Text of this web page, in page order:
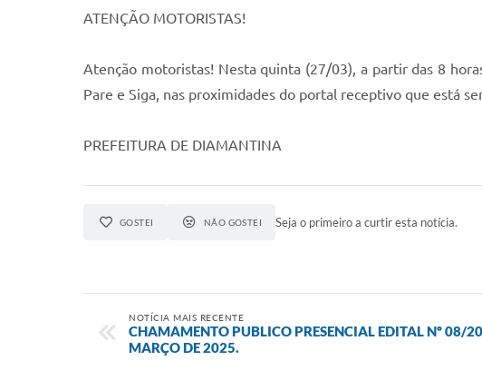
ATENÇÃO MOTORISTAS!
Atenção motoristas! Nesta quinta (27/03), a partir das 8
Pare e Siga, nas proximidades do portal receptivo que está
PREFEITURA DE DIAMANTINA
GOSTEI NÃO GOSTEI Seja o primeiro a curtir esta notícia.
NOTÍCIA MAIS RECENTE
CHAMAMENTO PUBLICO PRESENCIAL EDITAL Nº 08/
MARÇO DE 2025.